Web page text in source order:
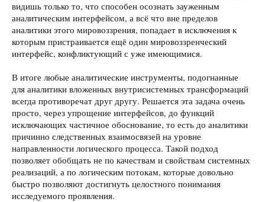
видишь только то, что способен осознать зауженным
аналитическим интерфейсом, а всё что вне пределов
аналитики этого мировоззрения, попадает в исключения к
которым пристраивается ещё один мировоззренческий
интерфейс, конфликтующий с уже имеющимися.
В итоге любые аналитические инструменты, подогнанные
для аналитики вложенных внутрисистемных трансформаций
всегда противоречат друг другу. Решается эта задача очень
просто, через упрощение интерфейсов, до функций
исключающих частичное обоснование, то есть до аналитики
причинно следственных взаимосвязей на уровне
направленности логического процесса. Такой подход
позволяет обобщать не по качествам и свойствам системных
реализаций, а по логическим потокам, которые довольно
быстро позволяют достигнуть целостного понимания
исследуемого проявления.